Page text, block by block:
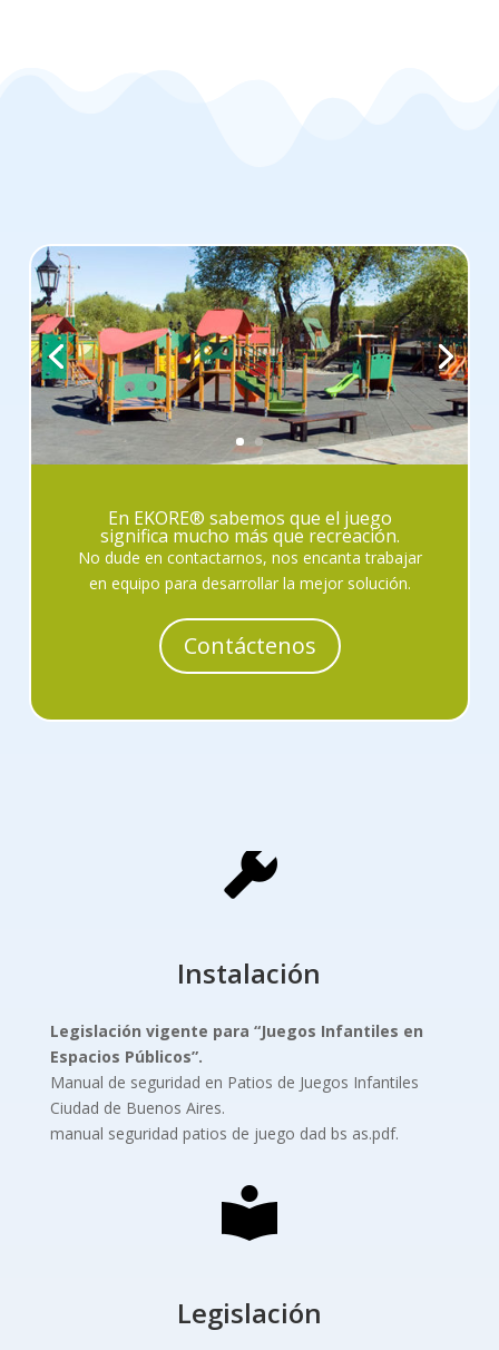
En EKORE® sabemos que el juego
significa mucho más que recreación.
No dude en contactarnos, nos encanta trabajar
en equipo para desarrollar la mejor solución.
Contáctenos
Instalación
Legislación vigente para “Juegos Infantiles en
Espacios Públicos”.
Manual de seguridad en Patios de Juegos Infantiles
Ciudad de Buenos Aires.
manual seguridad patios de juego dad bs as.pdf.
Legislación